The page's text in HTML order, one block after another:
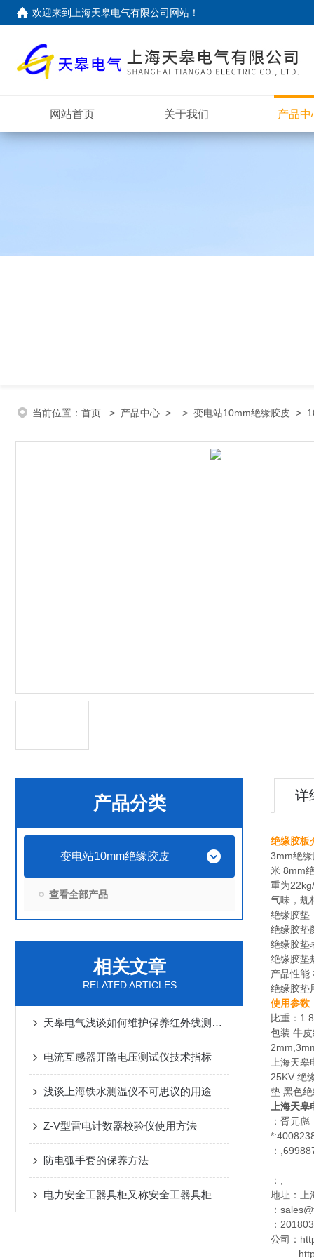
欢迎来到上海天皋电气有限公司网站！
网站首页 关于我们 产品中
当前位置： 首页 > 产品中心 > > 变电站10mm绝缘胶皮 >
产品分类
变电站10mm绝缘胶皮
查看全部产品
相关文章
RELATED ARTICLES
天皋电气浅谈如何维护保养红外线测温仪
电流互感器开路电压测试仪技术指标
浅谈上海铁水测温仪不可思议的用途
Z-V型雷电计数器校验仪使用方法
防电弧手套的保养方法
电力安全工器具柜又称安全工器具柜
详
绝缘胶板
3mm绝
米 8mm
重为
气味，规
绝缘胶垫
绝缘胶
绝缘胶垫
绝缘胶垫
产品性能
绝缘胶垫
使用参数
比重：
包装 牛
上海天
25KV 绝
垫 黑色
上海天
：胥元彪
：
：,
地址：上
：
：201803
公司：
http://